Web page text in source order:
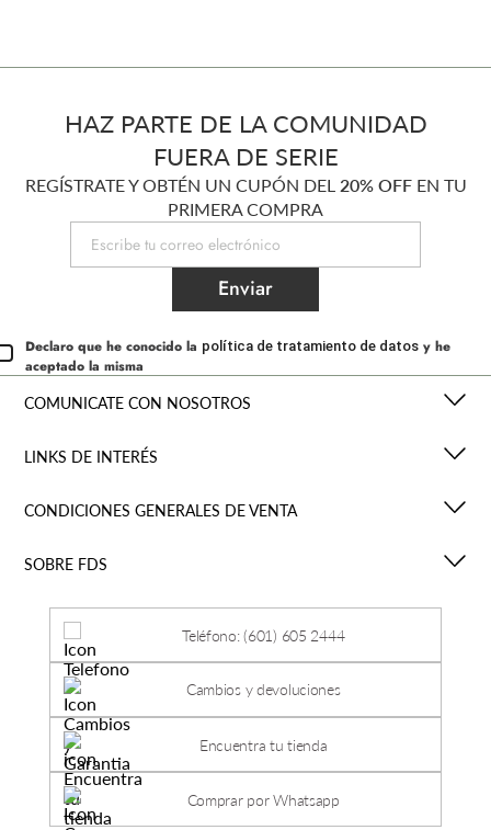
HAZ PARTE DE LA COMUNIDAD
FUERA DE SERIE
REGÍSTRATE Y OBTÉN UN CUPÓN DEL 20% OFFEN TU
PRIMERA COMPRA
Enviar
Declaro que he conocido la política de tratamiento de datos y he
aceptado la misma
COMUNICATE CON NOSOTROS
LINKS DE INTERÉS
CONDICIONES GENERALES DE VENTA
SOBRE FDS
Teléfono: (601) 605 2444
Cambios y devoluciones
Encuentra tu tienda
Comprar por Whatsapp